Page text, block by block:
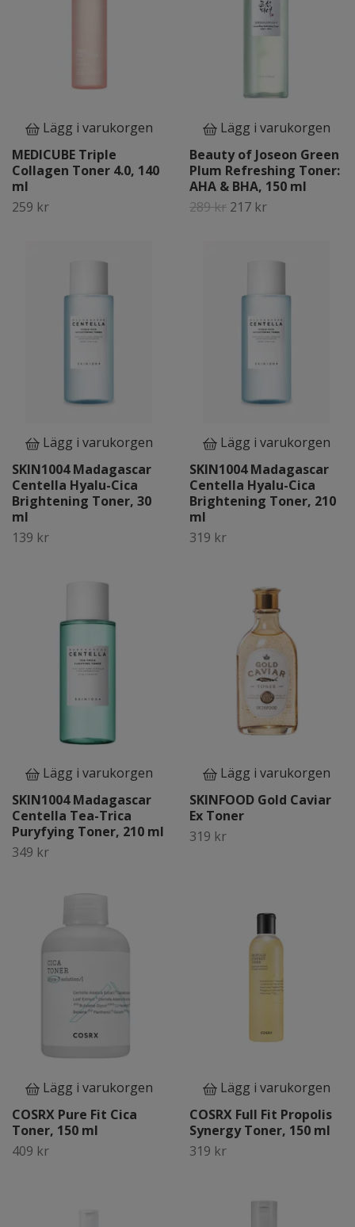
Lägg i varukorgen
MEDICUBE Triple
Collagen Toner 4.0, 140
ml
259 kr
Lägg i varukorgen
Beauty of Joseon Green
Plum Refreshing Toner:
AHA & BHA, 150 ml
289 kr 217 kr
Lägg i varukorgen
SKIN1004 Madagascar
Centella Hyalu-Cica
Brightening Toner, 30
ml
139 kr
Lägg i varukorgen
SKIN1004 Madagascar
Centella Hyalu-Cica
Brightening Toner, 210
ml
319 kr
Lägg i varukorgen
SKIN1004 Madagascar
Centella Tea-Trica
Puryfying Toner, 210 ml
349 kr
Lägg i varukorgen
SKINFOOD Gold Caviar
Ex Toner
319 kr
Lägg i varukorgen
COSRX Pure Fit Cica
Toner, 150 ml
409 kr
Lägg i varukorgen
COSRX Full Fit Propolis
Synergy Toner, 150 ml
319 kr